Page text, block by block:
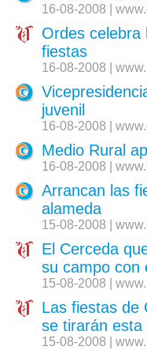
16-08-2008 |
Ordes celebra
fiestas
16-08-2008 |
juvenil
16-08-2008 |
Medio Rural
16-08-2008 |
Arrancan las
alameda
15-08-2008 |
El Cerceda
su campo con
15-08-2008 |
Las fiestas de
se tirarán esta
15-08-2008 |